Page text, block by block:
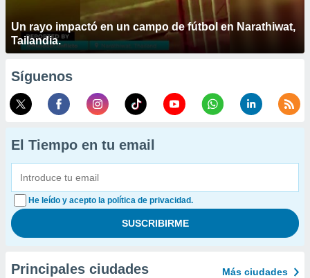
Un rayo impactó en un campo de fútbol en Narathiwat,
Tailandia.
Síguenos
El Tiempo en tu email
He leído y acepto la política de privacidad.
Principales ciudades Más ciudades